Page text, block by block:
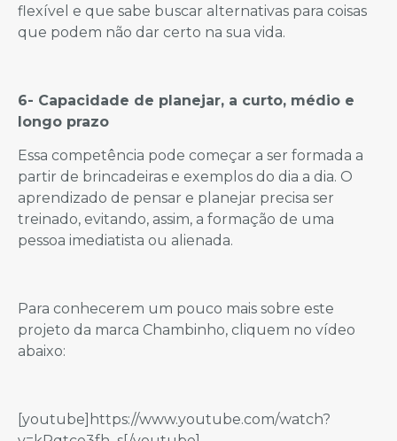
flexível e que sabe buscar alternativas para coisas
que podem não dar certo na sua vida.
6- Capacidade de planejar, a curto, médio e
longo prazo
Essa competência pode começar a ser formada a
partir de brincadeiras e exemplos do dia a dia. O
aprendizado de pensar e planejar precisa ser
treinado, evitando, assim, a formação de uma
pessoa imediatista ou alienada.
Para conhecerem um pouco mais sobre este
projeto da marca Chambinho, cliquem no vídeo
abaixo:
[youtube]https://www.youtube.com/watch?